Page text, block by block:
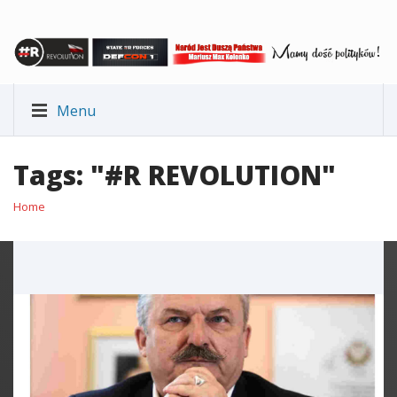
Menu
Tags: "#R REVOLUTION"
Home